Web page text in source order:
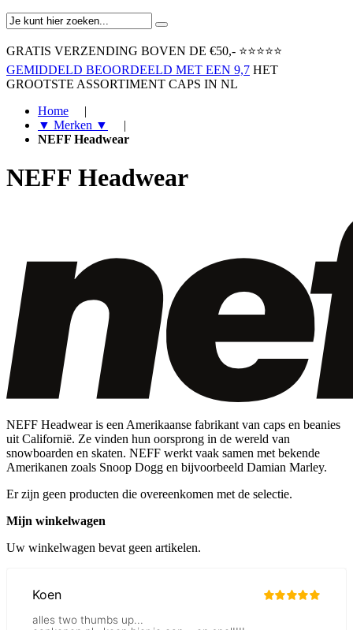
GRATIS VERZENDING BOVEN ​DE €50,-​ ⭐⭐⭐⭐⭐
GEMIDDELD BEOORDEELD MET EEN 9,7 HET
GROOTSTE ASSORTIMENT CAPS IN NL
Home
|
▼ Merken ▼
|
NEFF Headwear
NEFF Headwear
NEFF Headwear is een Amerikaanse fabrikant van caps en beanies
uit Californië. Ze vinden hun oorsprong in de wereld van
snowboarden en skaten. NEFF werkt vaak samen met bekende
Amerikanen zoals Snoop Dogg en bijvoorbeeld Damian Marley.
Er zijn geen producten die overeenkomen met de selectie.
Mijn winkelwagen
Uw winkelwagen bevat geen artikelen.